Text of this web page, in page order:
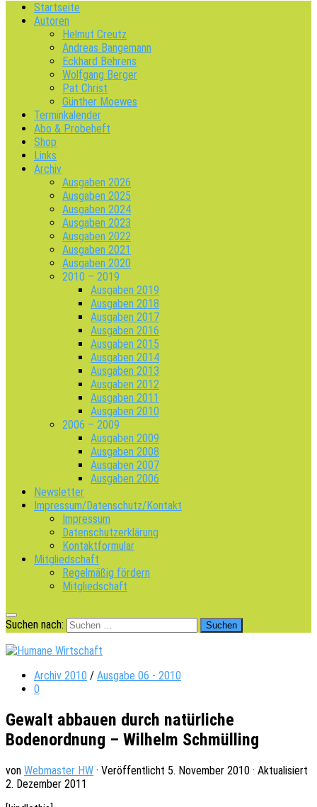
Startseite
Autoren
Helmut Creutz
Andreas Bangemann
Eckhard Behrens
Wolfgang Berger
Pat Christ
Günther Moewes
Terminkalender
Abo & Probeheft
Shop
Links
Archiv
Ausgaben 2026
Ausgaben 2025
Ausgaben 2024
Ausgaben 2023
Ausgaben 2022
Ausgaben 2021
Ausgaben 2020
2010 – 2019
Ausgaben 2019
Ausgaben 2018
Ausgaben 2017
Ausgaben 2016
Ausgaben 2015
Ausgaben 2014
Ausgaben 2013
Ausgaben 2012
Ausgaben 2011
Ausgaben 2010
2006 – 2009
Ausgaben 2009
Ausgaben 2008
Ausgaben 2007
Ausgaben 2006
Newsletter
Impressum/Datenschutz/Kontakt
Impressum
Datenschutzerklärung
Kontaktformular
Mitgliedschaft
Regelmäßig fördern
Mitgliedschaft
Suchen nach:
Archiv 2010 / Ausgabe 06 - 2010
0
Gewalt abbauen durch natürliche
Bodenordnung – Wilhelm Schmülling
von Webmaster HW · Veröffentlicht 5. November 2010 · Aktualisiert
2. Dezember 2011